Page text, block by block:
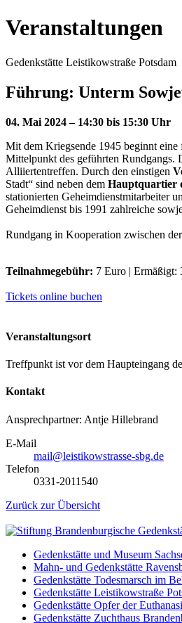
Veranstaltungen
Gedenkstätte Leistikowstraße Potsdam
Führung: Unterm
04. Mai 2024 – 14:30 bis 15:30 Uhr
Mit dem Kriegsende 1945 beginnt eine
Mittelpunkt des geführten Rundgangs.
Alliiertentreffen. Durch den einstigen
Stadt“ sind neben dem Hauptquartier
stationierten Geheimdienstmitarbeiter
Geheimdienst bis 1991 zahlreiche
Rundgang in Kooperation zwischen
Teilnahmegebühr: 7 Euro | Ermäßigt:
Tickets online buchen
Veranstaltungsort
Treffpunkt ist vor dem Haupteingang
Kontakt
Ansprechpartner: Antje Hillebrand
E-Mail
mail@leistikowstrasse-sbg.de
Telefon
0331-2011540
Zurück zur Übersicht
Gedenkstätte und Museum
Mahn- und Gedenkstätte
Gedenkstätte Todesmarsch im
Gedenkstätte Leistikowstraße
Gedenkstätte Opfer der
Gedenkstätte Zuchthaus